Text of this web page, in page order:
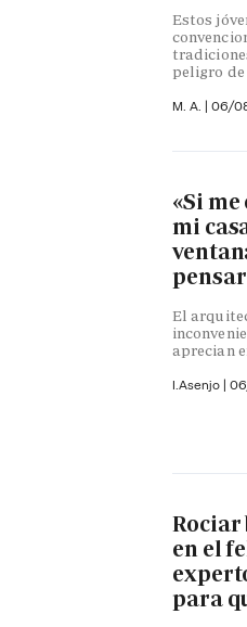
Estos
peligro
M. A. | 06/
«Si
mi
El
aprecian
I.Asenjo |
Rociar
en el
para